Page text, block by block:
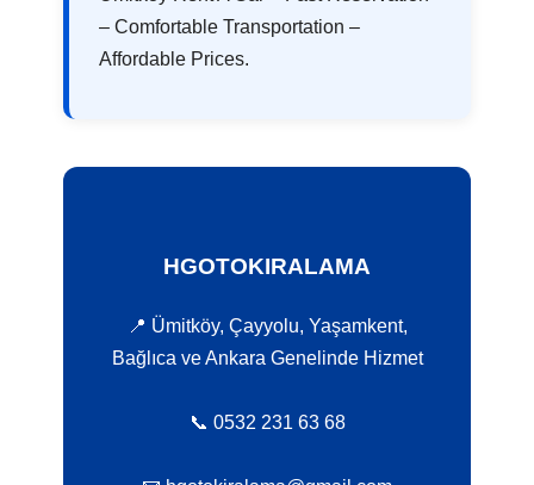
– Comfortable Transportation –
Affordable Prices.
HGOTOKIRALAMA
📍 Ümitköy, Çayyolu, Yaşamkent,
Bağlıca ve Ankara Genelinde Hizmet
📞 0532 231 63 68